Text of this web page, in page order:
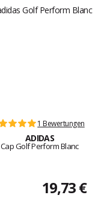
1 Bewertungen
ADIDAS
Cap Golf Perform Blanc
19,73 €